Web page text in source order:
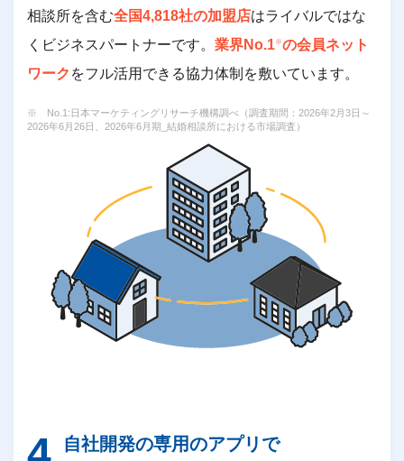
相談所を含む全国4,818社の加盟店はライバルではな
くビジネスパートナーです。 業界No.1※の会員ネット
ワーク をフル活用できる協力体制を敷いています。
※ No.1:日本マーケティングリサーチ機構調べ（調査期間：2026年2月3日～
2026年6月26日、2026年6月期_結婚相談所における市場調査）
自社開発の専用のアプリで